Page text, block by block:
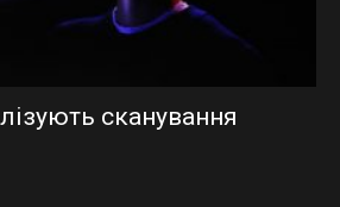
сканування